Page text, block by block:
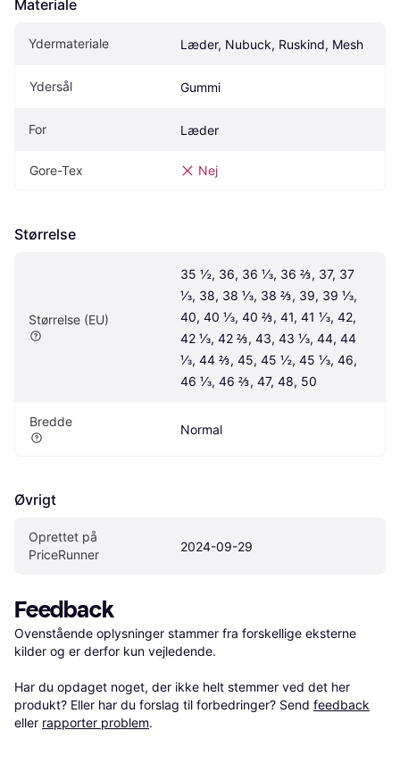
Materiale
Ydermateriale Læder, Nubuck, Ruskind, Mesh
Ydersål Gummi
For Læder
Gore-Tex Nej
Størrelse
Størrelse (EU)
35 ½, 36, 36 ⅓, 36 ⅔, 37, 37
⅓, 38, 38 ⅓, 38 ⅔, 39, 39 ⅓,
40, 40 ⅓, 40 ⅔, 41, 41 ⅓, 42,
42 ⅓, 42 ⅔, 43, 43 ⅓, 44, 44
⅓, 44 ⅔, 45, 45 ½, 45 ⅓, 46,
46 ⅓, 46 ⅔, 47, 48, 50
Bredde
Normal
Øvrigt
Oprettet på
PriceRunner
2024-09-29
Feedback
Ovenstående oplysninger stammer fra forskellige eksterne
kilder og er derfor kun vejledende.
Har du opdaget noget, der ikke helt stemmer ved det her
produkt? Eller har du forslag til forbedringer? Send feedback
eller rapporter problem.